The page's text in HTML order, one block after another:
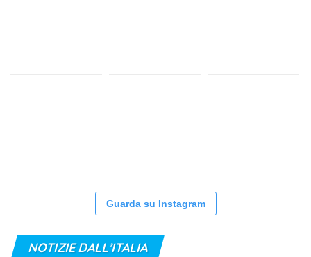
Guarda su Instagram
NOTIZIE DALL’ITALIA